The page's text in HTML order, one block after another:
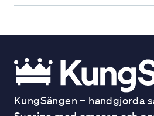
KungSängen – handgjorda